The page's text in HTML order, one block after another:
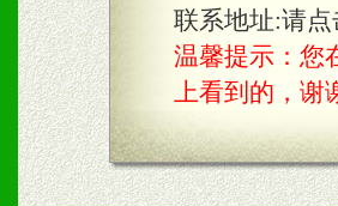
3、根据地方实
具。
四、市场操作及
联系地址:请点
温馨提示：您
上看到的，谢